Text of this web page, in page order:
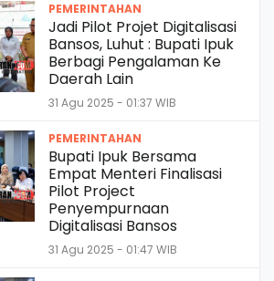
PEMERINTAHAN
Jadi Pilot Projet Digitalisasi
Bansos, Luhut : Bupati Ipuk
Berbagi Pengalaman Ke
Daerah Lain
31 Agu 2025 - 01:37 WIB
PEMERINTAHAN
Bupati Ipuk Bersama
Empat Menteri Finalisasi
Pilot Project
Penyempurnaan
Digitalisasi Bansos
31 Agu 2025 - 01:47 WIB